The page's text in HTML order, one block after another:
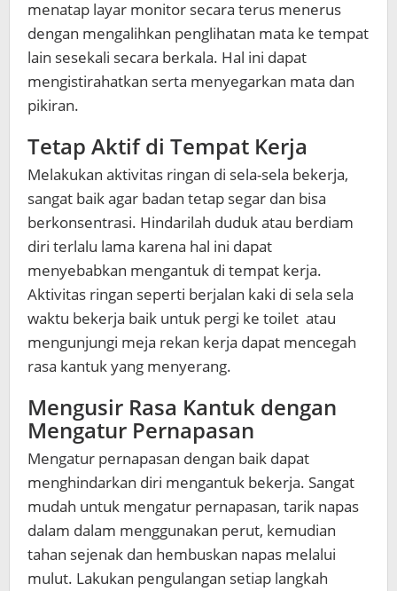
menatap layar monitor secara terus menerus
dengan mengalihkan penglihatan mata ke tempat
lain sesekali secara berkala. Hal ini dapat
mengistirahatkan serta menyegarkan mata dan
pikiran.
Tetap Aktif di Tempat Kerja
Melakukan aktivitas ringan di sela-sela bekerja,
sangat baik agar badan tetap segar dan bisa
berkonsentrasi. Hindarilah duduk atau berdiam
diri terlalu lama karena hal ini dapat
menyebabkan mengantuk di tempat kerja.
Aktivitas ringan seperti berjalan kaki di sela sela
waktu bekerja baik untuk pergi ke toilet atau
mengunjungi meja rekan kerja dapat mencegah
rasa kantuk yang menyerang.
Mengusir Rasa Kantuk dengan
Mengatur Pernapasan
Mengatur pernapasan dengan baik dapat
menghindarkan diri mengantuk bekerja. Sangat
mudah untuk mengatur pernapasan, tarik napas
dalam dalam menggunakan perut, kemudian
tahan sejenak dan hembuskan napas melalui
mulut. Lakukan pengulangan setiap langkah